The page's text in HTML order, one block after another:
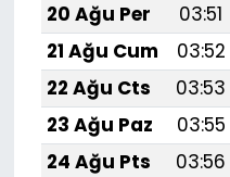
20 Ağu Per
03:51
21 Ağu Cum
03:52
22 Ağu Cts
03:53
23 Ağu Paz
03:55
24 Ağu Pts
03:56